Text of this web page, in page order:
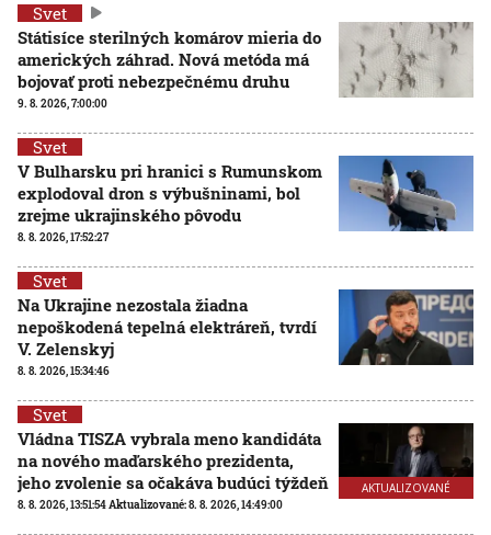
Svet
Státisíce sterilných komárov mieria do
amerických záhrad. Nová metóda má
bojovať proti nebezpečnému druhu
9. 8. 2026, 7:00:00
Svet
V Bulharsku pri hranici s Rumunskom
explodoval dron s výbušninami, bol
zrejme ukrajinského pôvodu
8. 8. 2026, 17:52:27
Svet
Na Ukrajine nezostala žiadna
nepoškodená tepelná elektráreň, tvrdí
V. Zelenskyj
8. 8. 2026, 15:34:46
AKTUALIZOVANÉ
Svet
Vládna TISZA vybrala meno kandidáta
na nového maďarského prezidenta,
jeho zvolenie sa očakáva budúci týždeň
8. 8. 2026, 13:51:54Aktualizované:8. 8. 2026, 14:49:00